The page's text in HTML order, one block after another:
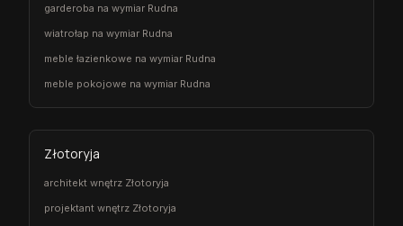
garderoba na wymiar Rudna
wiatrołap na wymiar Rudna
meble łazienkowe na wymiar Rudna
meble pokojowe na wymiar Rudna
Złotoryja
architekt wnętrz Złotoryja
projektant wnętrz Złotoryja